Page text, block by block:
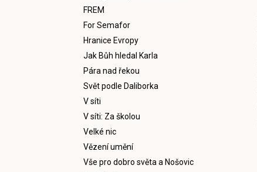
FREM
For Semafor
Hranice Evropy
Jak Bůh hledal Karla
Pára nad řekou
Svět podle Daliborka
V síti
V síti: Za školou
Velké nic
Vězení umění
Vše pro dobro světa a Nošovic